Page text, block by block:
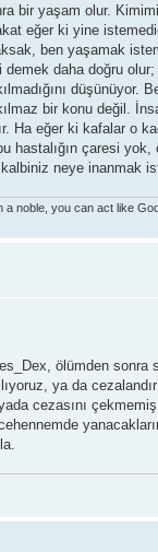
bir yaşam olur.
eğer ki yine
ben yaşamak
daha doğru olur;
düşünüyor.
bir konu değil.
Ha eğer ki kafalar o
hastalığın çaresi yok,
neye inanmak
noble, you can act like
ölümden sonra
ya da
cezasını çekmemiş